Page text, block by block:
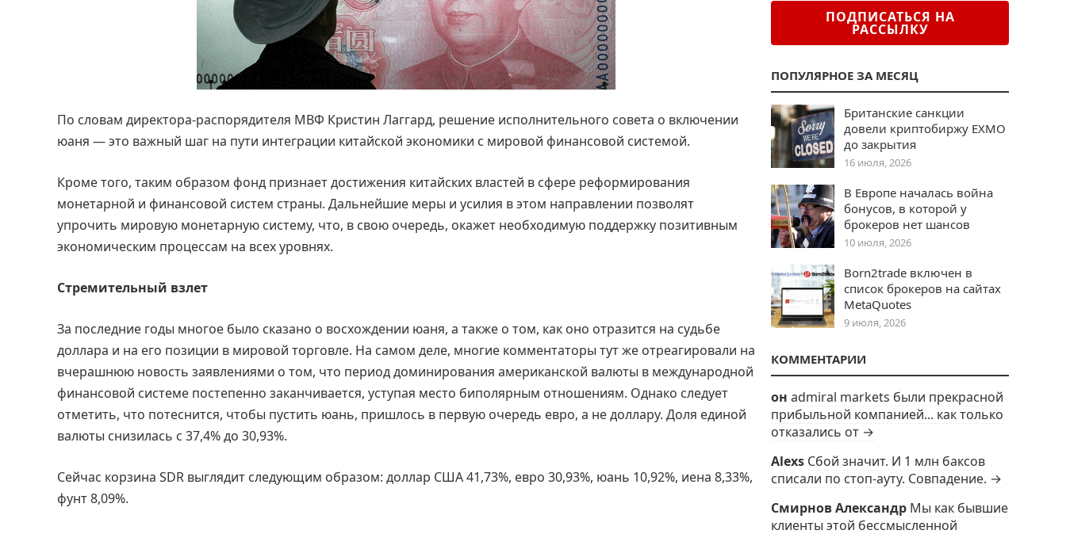
По словам директора-распорядителя МВФ Кристин Лаггард, решение исполнительного совета о включении
юаня — это важный шаг на пути интеграции китайской экономики с мировой финансовой системой.
Кроме того, таким образом фонд признает достижения китайских властей в сфере реформирования
монетарной и финансовой систем страны. Дальнейшие меры и усилия в этом направлении позволят
упрочить мировую монетарную систему, что, в свою очередь, окажет необходимую поддержку позитивным
экономическим процессам на всех уровнях.
Стремительный взлет
За последние годы многое было сказано о восхождении юаня, а также о том, как оно отразится на судьбе
доллара и на его позиции в мировой торговле. На самом деле, многие комментаторы тут же отреагировали на
вчерашнюю новость заявлениями о том, что период доминирования американской валюты в международной
финансовой системе постепенно заканчивается, уступая место биполярным отношениям. Однако следует
отметить, что потеснится, чтобы пустить юань, пришлось в первую очередь евро, а не доллару. Доля единой
валюты снизилась с 37,4% до 30,93%.
Сейчас корзина SDR выглядит следующим образом: доллар США 41,73%, евро 30,93%, юань 10,92%, иена 8,33%,
фунт 8,09%.
ПОДПИСАТЬСЯ НА
РАССЫЛКУ
ПОПУЛЯРНОЕ ЗА МЕСЯЦ
Британские санкции
довели криптобиржу EXMO
до закрытия
16 июля, 2026
В Европе началась война
бонусов, в которой у
брокеров нет шансов
10 июля, 2026
Born2trade включен в
список брокеров на сайтах
MetaQuotes
9 июля, 2026
КОММЕНТАРИИ
он admiral markets были прекрасной
прибыльной компанией... как только
отказались от →
Alexs Сбой значит. И 1 млн баксов
списали по стоп-ауту. Совпадение. →
Смирнов Александр Мы как бывшие
клиенты этой бессмысленной